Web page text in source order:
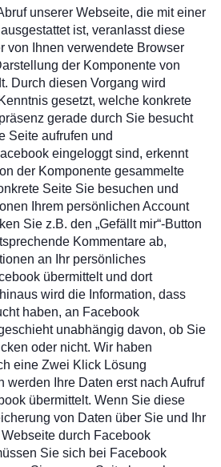
unserer Webseite, die mit einer
ist, veranlasst diese
von Ihnen verwendete Browser
der Komponente von
Durch diesen Vorgang wird
gesetzt, welche konkrete
gerade durch Sie besucht
Seite aufrufen und
eingeloggt sind, erkennt
der Komponente gesammelte
Seite Sie besuchen und
Ihrem persönlichen Account
Sie z.B. den „Gefällt mir“-Button
Kommentare ab,
an Ihr persönliches
übermittelt und dort
wird die Information, dass
haben, an Facebook
unabhängig davon, ob Sie
oder nicht. Wir haben
eine Zwei Klick Lösung
werden Ihre Daten erst nach Aufruf
übermittelt. Wenn Sie diese
von Daten über Sie und Ihr
durch Facebook
Sie sich bei Facebook